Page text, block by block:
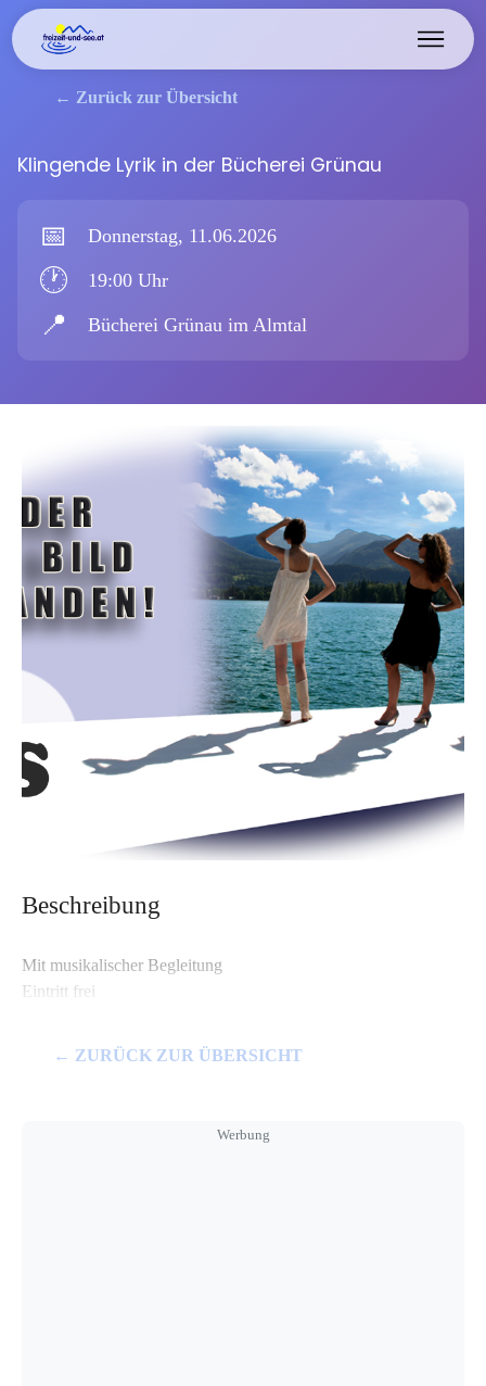
← Zurück zur Übersicht
Klingende Lyrik in der Bücherei Grünau
📅 Donnerstag, 11.06.2026
🕐 19:00 Uhr
📍 Bücherei Grünau im Almtal
Beschreibung
Mit musikalischer Begleitung
Eintritt frei
← ZURÜCK ZUR ÜBERSICHT
Werbung